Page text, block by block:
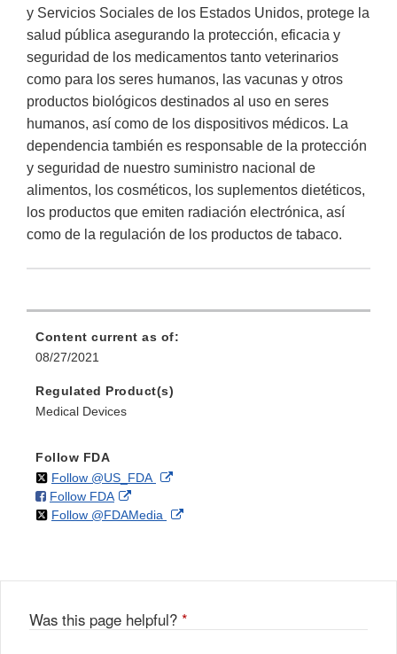
y Servicios Sociales de los Estados Unidos, protege la
salud pública asegurando la protección, eficacia y
seguridad de los medicamentos tanto veterinarios
como para los seres humanos, las vacunas y otros
productos biológicos destinados al uso en seres
humanos, así como de los dispositivos médicos. La
dependencia también es responsable de la protección
y seguridad de nuestro suministro nacional de
alimentos, los cosméticos, los suplementos dietéticos,
los productos que emiten radiación electrónica, así
como de la regulación de los productos de tabaco.
Content current as of:
08/27/2021
Regulated Product(s)
Medical Devices
Follow FDA
Follow @US_FDAon External
Disclaimer
Follow FDAon
Facebook
External
Link
Follow @FDAMedia on External
Was this page helpful? *